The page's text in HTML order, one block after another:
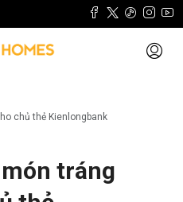
chủ thẻ Kienlongbank
tráng